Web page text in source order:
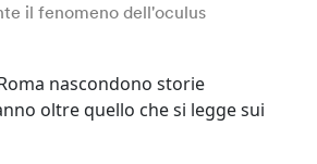
il fenomeno dell'oculus
nascondono storie
oltre quello che si legge sui